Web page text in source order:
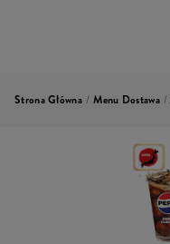
Strona Główna / Menu Dostawa /